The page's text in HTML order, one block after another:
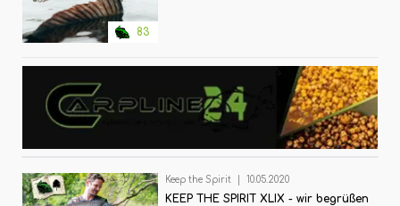
83
Keep the Spirit 10.05.2020
KEEP THE SPIRIT XLIX - wir begrüßen